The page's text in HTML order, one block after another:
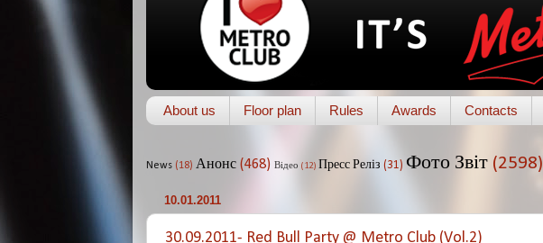
About us Floor plan Rules Awards Contacts
News (18) Анонс (468) Відео (12) Пресс Реліз (31) Фото Звіт (2598)
10.01.2011
30.09.2011- Red Bull Party @ Metro Club (Vol.2)